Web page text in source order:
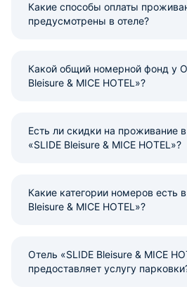
Какие способы оплаты
предусмотрены в отеле?
Какой общий номерной фонд у
Bleisure & MICE HOTEL»?
Есть ли скидки на проживание
«SLIDE Bleisure & MICE HOTEL»?
Какие категории номеров есть
Bleisure & MICE HOTEL»?
Отель «SLIDE Bleisure & MICE
предоставляет услугу